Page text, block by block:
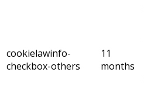
cookielawinfo-
checkbox-others
11
months